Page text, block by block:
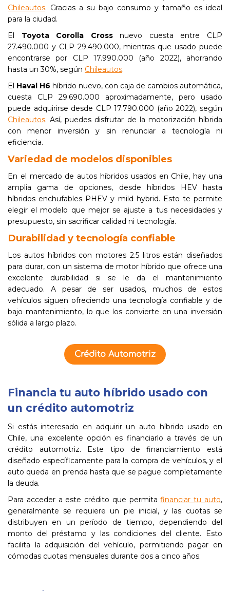
Chileautos. Gracias a su bajo consumo y tamaño es ideal
para la ciudad.
El Toyota Corolla Crossnuevo cuesta entre CLP
27.490.000 y CLP 29.490.000, mientras que usado puede
encontrarse por CLP 17.990.000 (año 2022), ahorrando
hasta un 30%, según Chileautos.
El Haval H6 híbrido nuevo, con caja de cambios automática,
cuesta CLP 29.690.000 aproximadamente, pero usado
puede adquirirse desde CLP 17.790.000 (año 2022), según
Chileautos. Así, puedes disfrutar de la motorización híbrida
con menor inversión y sin renunciar a tecnología ni
eficiencia.
Variedad de modelos disponibles
En el mercado de autos híbridos usados en Chile, hay una
amplia gama de opciones, desde híbridos HEV hasta
híbridos enchufables PHEV y mild hybrid. Esto te permite
elegir el modelo que mejor se ajuste a tus necesidades y
presupuesto, sin sacrificar calidad ni tecnología.
Durabilidad y tecnología confiable
Los autos híbridos con motores 2.5 litros están diseñados
para durar, con un sistema de motor híbrido que ofrece una
excelente durabilidad si se le da el mantenimiento
adecuado. A pesar de ser usados, muchos de estos
vehículos siguen ofreciendo una tecnología confiable y de
bajo mantenimiento, lo que los convierte en una inversión
sólida a largo plazo.
Crédito Automotriz
Financia tu auto híbrido usado con
un crédito automotriz
Si estás interesado en adquirir un auto híbrido usado en
Chile, una excelente opción es financiarlo a través de un
crédito automotriz. Este tipo de financiamiento está
diseñado específicamente para la compra de vehículos, y el
auto queda en prenda hasta que se pague completamente
la deuda.
Para acceder a este crédito que permitafinanciar tu auto,
generalmente se requiere un pie inicial, y las cuotas se
distribuyen en un período de tiempo, dependiendo del
monto del préstamo y las condiciones del cliente. Esto
facilita la adquisición del vehículo, permitiendo pagar en
cómodas cuotas mensuales durante dos a cinco años.